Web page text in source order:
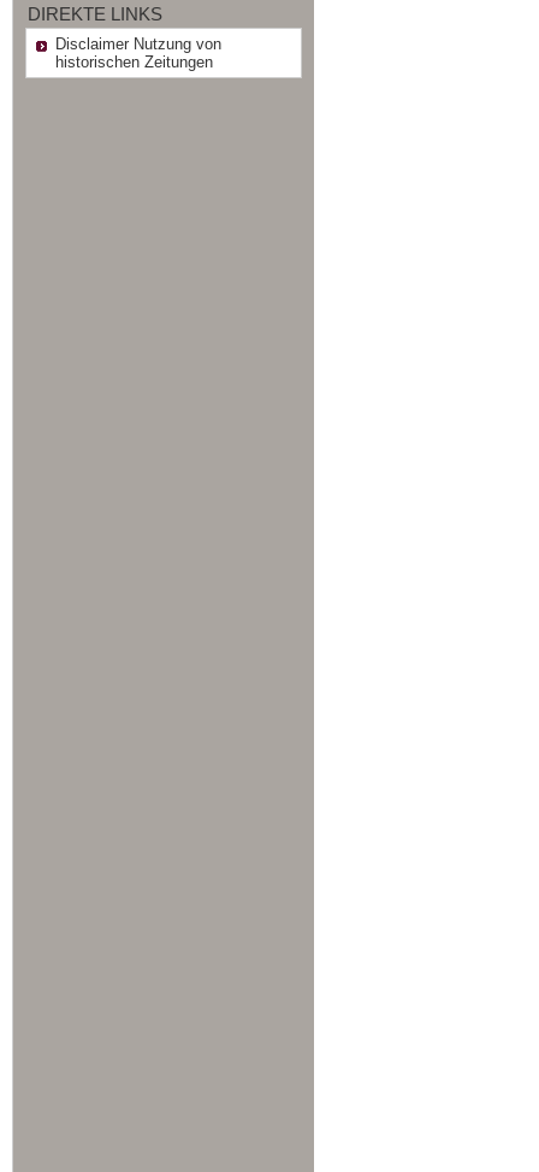
DIREKTE LINKS
Disclaimer Nutzung von
historischen Zeitungen